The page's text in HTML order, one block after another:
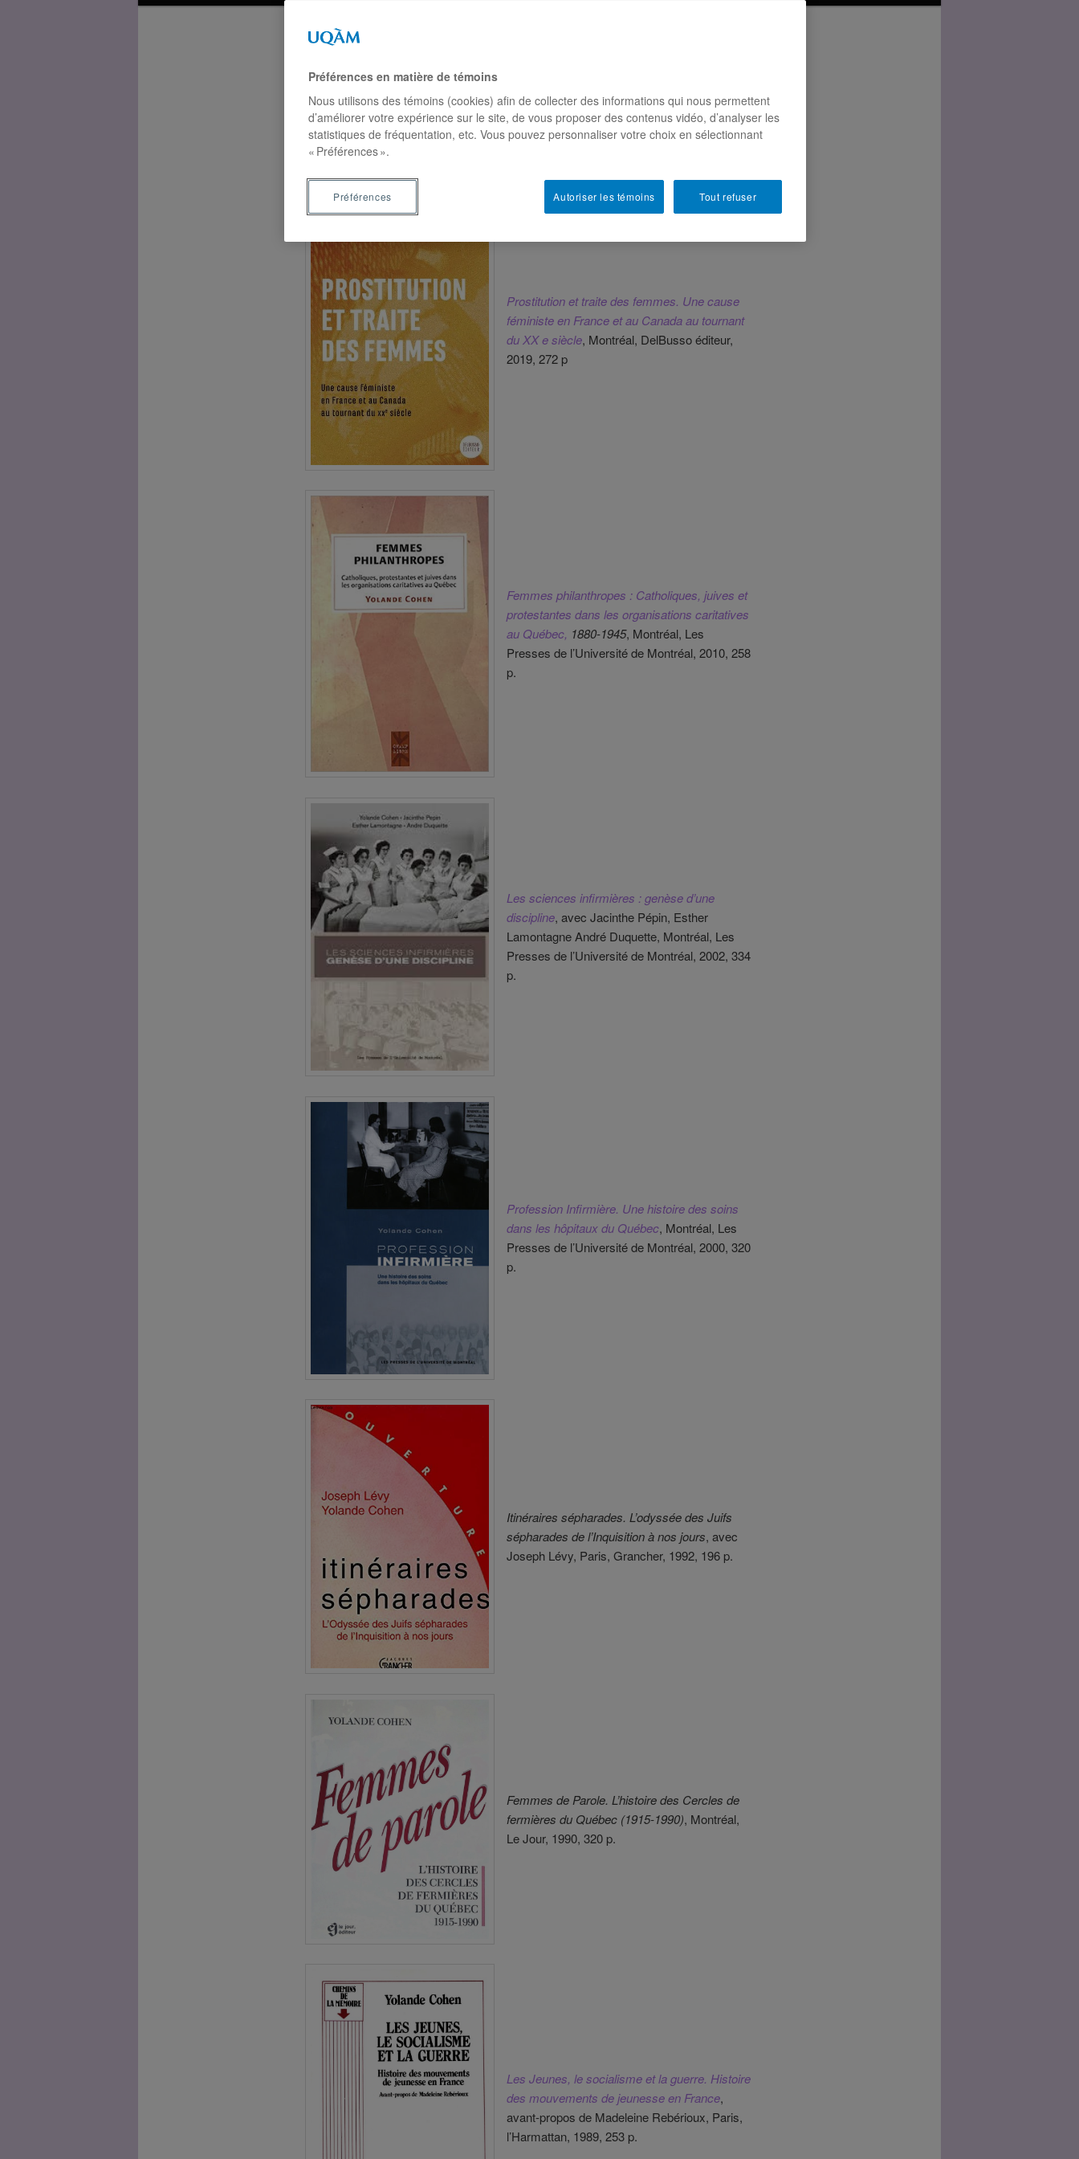
Ouvrages
MONOGRAPHIE
Prostitution et traite des femmes. Une cause
féministe en France et au Canada au tournant
du XX e siècle, Montréal, DelBusso éditeur,
2019, 272 p
Femmes philanthropes : Catholiques, juives et
protestantes dans les organisations caritatives
au Québec, 1880-1945, Montréal, Les
Presses de l’Université de Montréal, 2010, 258
p.
Les sciences infirmières : genèse d’une
discipline, avec Jacinthe Pépin, Esther
Lamontagne André Duquette, Montréal, Les
Presses de l’Université de Montréal, 2002, 334
p.
Profession Infirmière. Une histoire des soins
dans les hôpitaux du Québec, Montréal, Les
Presses de l’Université de Montréal, 2000, 320
p.
Itinéraires sépharades. L’odyssée des Juifs
sépharades de l’Inquisition à nos jours, avec
Joseph Lévy, Paris, Grancher, 1992, 196 p.
Femmes de Parole. L’histoire des Cercles de
fermières du Québec (1915-1990), Montréal,
Le Jour, 1990, 320 p.
Les Jeunes, le socialisme et la guerre. Histoire
des mouvements de jeunesse en France,
avant-propos de Madeleine Rebérioux, Paris,
l’Harmattan, 1989, 253 p.
Préférences en matière de témoins
Nous utilisons des témoins (cookies) afin de collecter des informations qui nous permettent
d’améliorer votre expérience sur le site, de vous proposer des contenus vidéo, d’analyser les
statistiques de fréquentation, etc. Vous pouvez personnaliser votre choix en sélectionnant
« Préférences ».
Tout refuser
Autoriser les témoins
Préférences